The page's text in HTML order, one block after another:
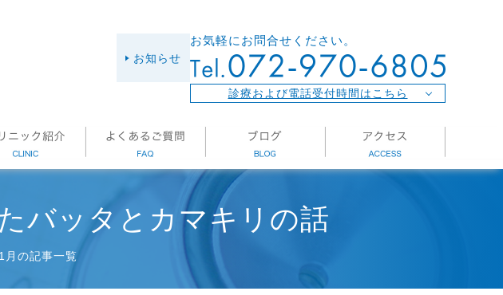
お知らせ
お気軽にお問合せください。
診療および電話受付時間はこちら
バッタとカマキリの話
月の記事一覧